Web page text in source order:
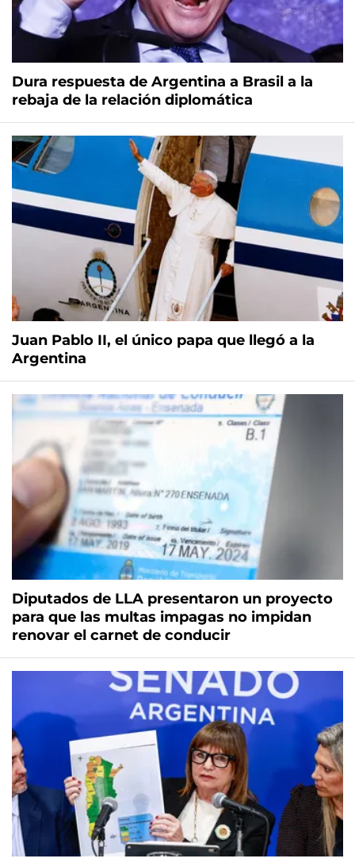
Dura respuesta de Argentina a Brasil a la
rebaja de la relación diplomática
Juan Pablo II, el único papa que llegó a la
Argentina
Diputados de LLA presentaron un proyecto
para que las multas impagas no impidan
renovar el carnet de conducir